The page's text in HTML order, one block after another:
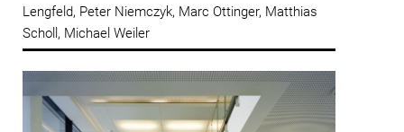
Lengfeld, Peter Niemczyk, Marc Ottinger, Matthias
Scholl, Michael Weiler